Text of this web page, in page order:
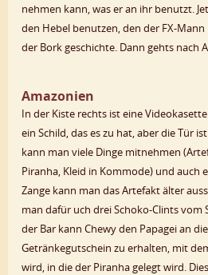
nehmen kann, was er an ihr benutzt.
den Hebel benutzen, den der FX-
der Bork geschichte. Dann gehts nach
Amazonien
In der Kiste rechts ist eine
ein Schild, das es zu hat, aber die Tür
kann man viele Dinge mitnehmen
Piranha, Kleid in Kommode) und auch
Zange kann man das Artefakt älter
man dafür uch drei Schoko-Clints vom
der Bar kann Chewy den Papagei an
Getränkegutschein zu erhalten, mit
wird, in die der Piranha gelegt wird.